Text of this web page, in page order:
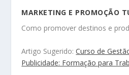
MARKETING E PROMOÇÃO
Como promover destinos e
Artigo Sugerido:Curso de
Publicidade: Formação para